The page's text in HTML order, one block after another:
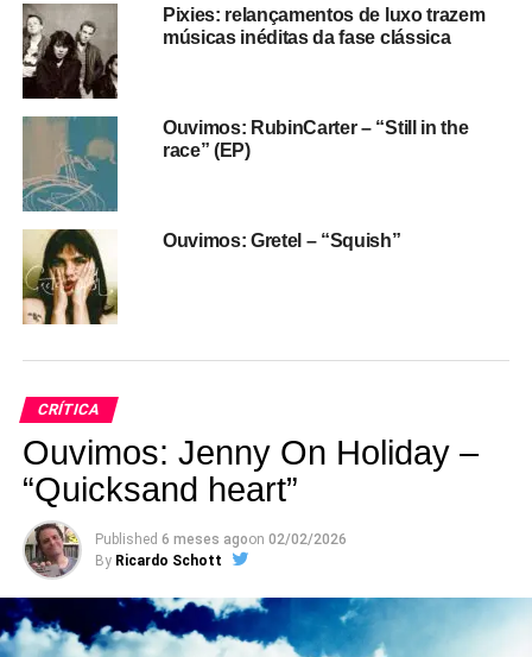
tocandoThe last splashinteirinho numa turnê, tendo
como convidadas Belly, Screaming Females e Horsegirl.
Depois desse giro, a banda faz oito com Olivia Rodrigo
em sua Guts World Tour – vão abrir para ela até mesmo
no Madison Square Garden, em Nova York.
Pixies: relançamentos de luxo trazem
músicas inéditas da fase clássica
Ouvimos: RubinCarter – “Still in the
race” (EP)
Ouvimos: Gretel – “Squish”
CRÍTICA
Ouvimos: Jenny On Holiday –
“Quicksand heart”
Published 6 meses agoon 02/02/2026
By Ricardo Schott